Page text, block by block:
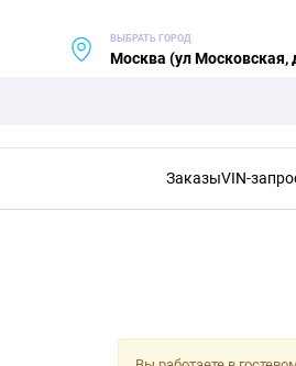
ВЫБРАТЬ ГОРОД
Москва (ул Московская,
ЗаказыVIN-